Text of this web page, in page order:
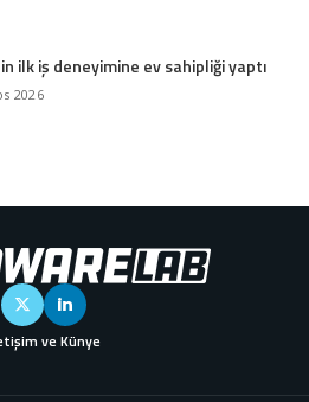
ilk iş deneyimine ev sahipliği yaptı
2026
ve Künye